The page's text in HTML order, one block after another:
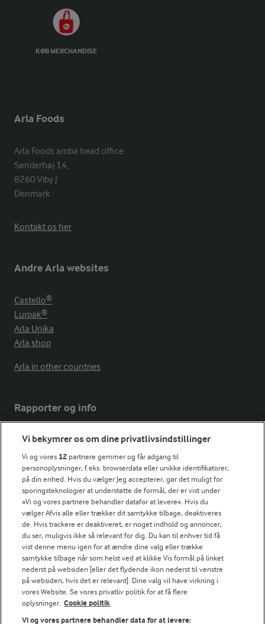
KØB MERCHANDISE
Arla Foods
Arla Foods amba head office
Sønderhøj 14,
8260 Viby J
Denmark
Kontakt os her
Andre Arla websites
Castello®
Lurpak®
Arla Unika
Arla shop
Arla in other countries
Rapporter og info
Årsrapport
FarmAhead™ Check rapport
Andelshaverinfo: Mælkepris
Fødevarestyrelsens smiley-rapporter for Arla Foods
Fødevarestyrelsens smiley-rapporter for Jörd
Fødevarestyrelsens smiley-rapporter for Lurpak PB
Følg
Vi bekymrer os om dine privatlivsindstillinger
Vi og vores 12 partnere gemmer og får adgang til
personoplysninger, f.eks. browserdata eller unikke identifikatorer,
på din enhed. Hvis du vælger Jeg accepterer, gør det muligt for
sporingsteknologier at understøtte de formål, der er vist under
»Vi og vores partnere behandler datafor at levere«. Hvis du
vælger Afvis alle eller trækker dit samtykke tilbage, deaktiveres
de. Hvis trackere er deaktiveret, er noget indhold og annoncer,
du ser, muligvis ikke så relevant for dig. Du kan til enhver tid få
vist denne menu igen for at ændre dine valg eller trække
samtykke tilbage når som helst ved at klikke Vis formål på linket
nederst på websiden [eller det flydende ikon nederst til venstre
på websiden, hvis det er relevant]. Dine valg vil have virkning i
vores Website. Se vores privatliv politik for at få flere
oplysninger. Cookie politik
Vi og vores partnere behandler data for at levere: